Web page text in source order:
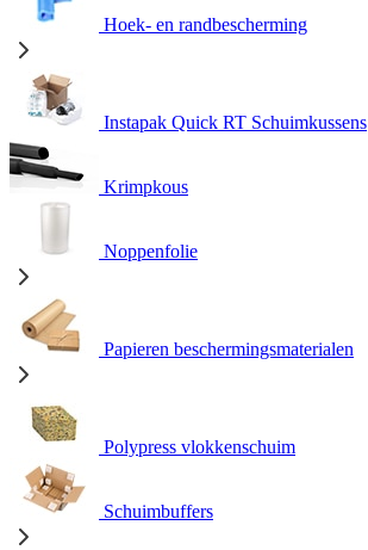
Hoek- en randbescherming
Instapak Quick RT Schuimkussens
Krimpkous
Noppenfolie
Papieren beschermingsmaterialen
Polypress vlokkenschuim
Schuimbuffers